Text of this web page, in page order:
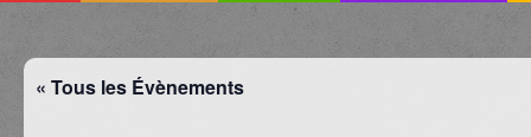
« Tous les Évènements